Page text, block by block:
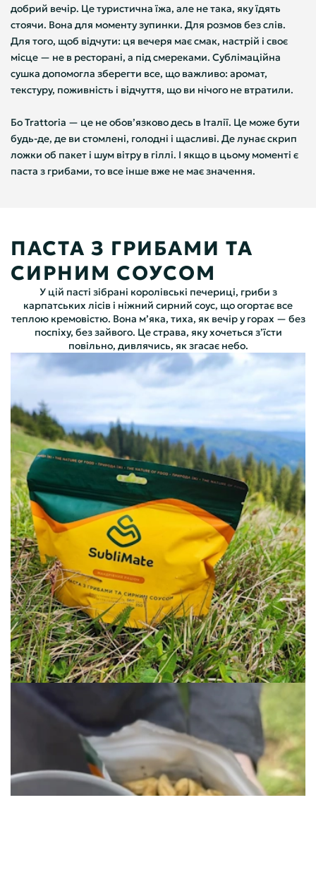
добрий вечір. Це туристична їжа, але не така, яку їдять
стоячи. Вона для моменту зупинки. Для розмов без слів.
Для того, щоб відчути: ця вечеря має смак, настрій і своє
місце — не в ресторані, а під смереками. Сублімаційна
сушка допомогла зберегти все, що важливо: аромат,
текстуру, поживність і відчуття, що ви нічого не втратили.
Бо Trattoria — це не обов’язково десь в Італії. Це може бути
будь-де, де ви стомлені, голодні і щасливі. Де лунає скрип
ложки об пакет і шум вітру в гіллі. І якщо в цьому моменті є
паста з грибами, то все інше вже не має значення.
ПАСТА З ГРИБАМИ ТА
СИРНИМ СОУСОМ
У цій пасті зібрані королівські печериці, гриби з
карпатських лісів і ніжний сирний соус, що огортає все
теплою кремовістю. Вона м’яка, тиха, як вечір у горах — без
поспіху, без зайвого. Це страва, яку хочеться з’їсти
повільно, дивлячись, як згасає небо.